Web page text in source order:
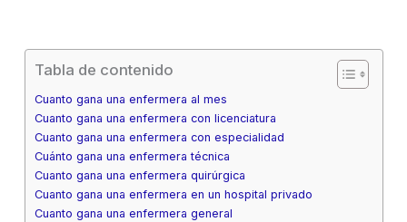
Tabla de contenido
Cuanto gana una enfermera al mes
Cuanto gana una enfermera con licenciatura
Cuanto gana una enfermera con especialidad
Cuánto gana una enfermera técnica
Cuanto gana una enfermera quirúrgica
Cuanto gana una enfermera en un hospital privado
Cuanto gana una enfermera general